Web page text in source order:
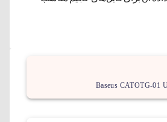
Baseus CATOTG-01